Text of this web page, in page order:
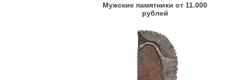
Мужские памятники от 11.000
рублей